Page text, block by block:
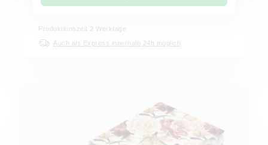
Produktionszeit 2 Werktage
Auch als Express innerhalb 24h möglich